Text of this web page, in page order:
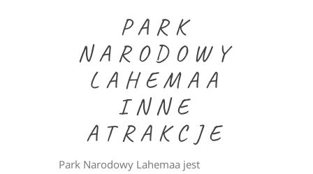
PARK
NARODOWY
LAHEMAA
INNE
ATRAKCJE
Park Narodowy Lahemaa jest